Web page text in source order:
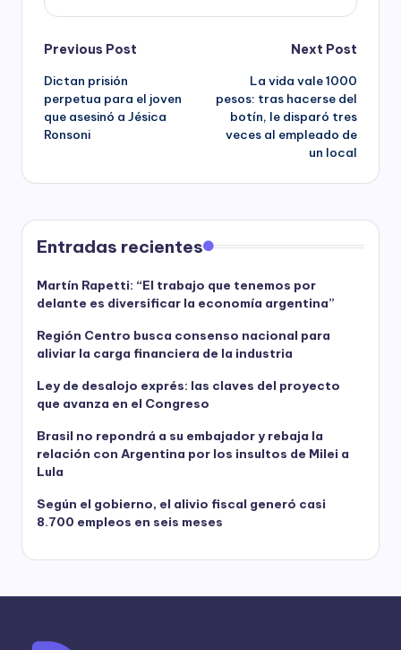
Post
navigation
Previous Post
Dictan prisión
perpetua para el joven
que asesinó a Jésica
Ronsoni
Next Post
La vida vale 1000
pesos: tras hacerse del
botín, le disparó tres
veces al empleado de
un local
Entradas recientes
Martín Rapetti: “El trabajo que tenemos por
delante es diversificar la economía argentina”
Región Centro busca consenso nacional para
aliviar la carga financiera de la industria
Ley de desalojo exprés: las claves del proyecto
que avanza en el Congreso
Brasil no repondrá a su embajador y rebaja la
relación con Argentina por los insultos de Milei a
Lula
Según el gobierno, el alivio fiscal generó casi
8.700 empleos en seis meses